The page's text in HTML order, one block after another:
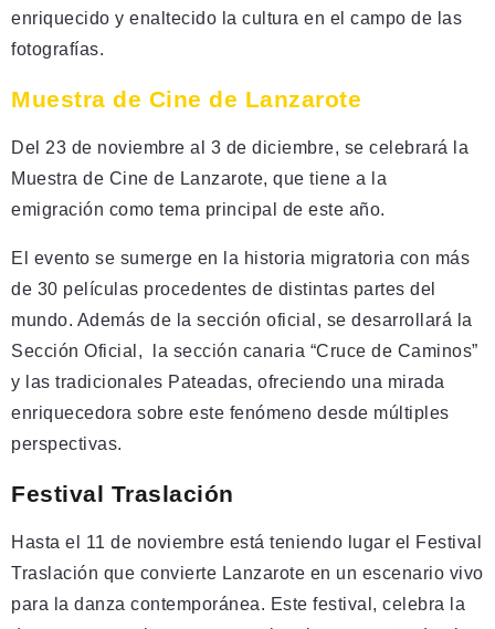
enriquecido y enaltecido la cultura en el campo de las
fotografías.
Muestra de Cine de Lanzarote
Del 23 de noviembre al 3 de diciembre, se celebrará la
Muestra de Cine de Lanzarote, que tiene a la
emigración como tema principal de este año.
El evento se sumerge en la historia migratoria con más
de 30 películas procedentes de distintas partes del
mundo. Además de la sección oficial, se desarrollará la
Sección Oficial, la sección canaria “Cruce de Caminos”
y las tradicionales Pateadas, ofreciendo una mirada
enriquecedora sobre este fenómeno desde múltiples
perspectivas.
Festival Traslación
Hasta el 11 de noviembre está teniendo lugar el Festival
Traslación que convierte Lanzarote en un escenario vivo
para la danza contemporánea. Este festival, celebra la